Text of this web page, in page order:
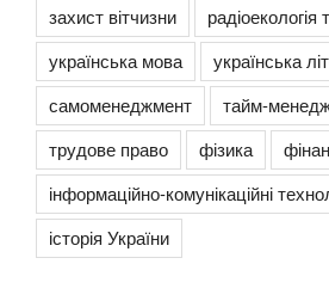
захист вітчизни
радіоекологія
українська мова
українська
самоменеджмент
тайм-
трудове право
фізика
інформаційно-комунікаційні
історія України